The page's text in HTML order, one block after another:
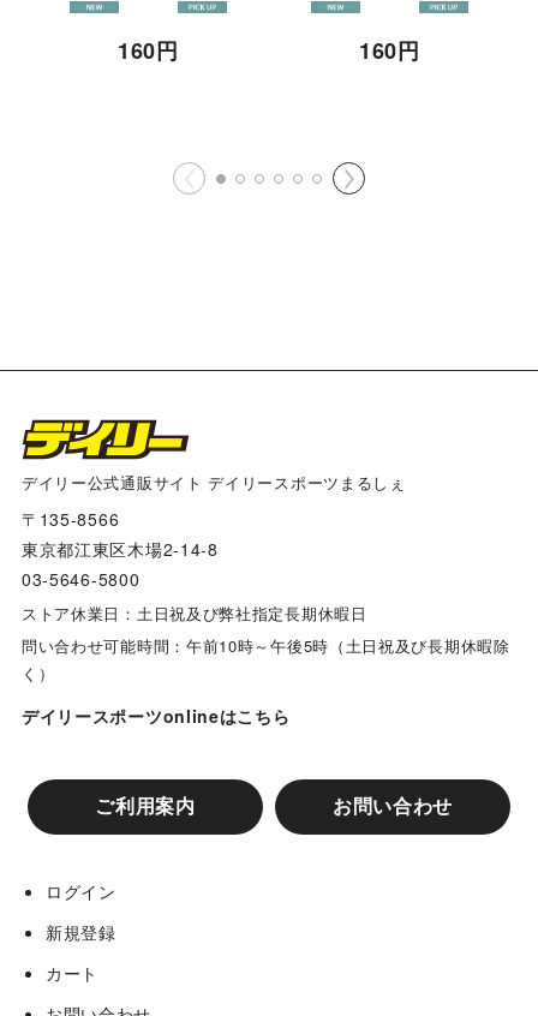
160円 160円
デイリー公式通販サイト デイリースポーツまるしぇ
〒135-8566
東京都江東区木場2-14-8
03-5646-5800
ストア休業日：土日祝及び弊社指定長期休暇日
問い合わせ可能時間：午前10時～午後5時（土日祝及び長期休暇除
く）
デイリースポーツonlineはこちら
ご利用案内 お問い合わせ
ログイン
新規登録
カート